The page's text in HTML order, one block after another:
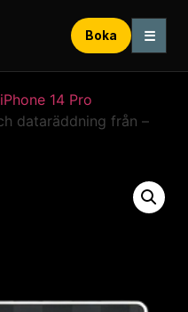
Boka ☰
iPhone 14 Pro
dataräddning från –